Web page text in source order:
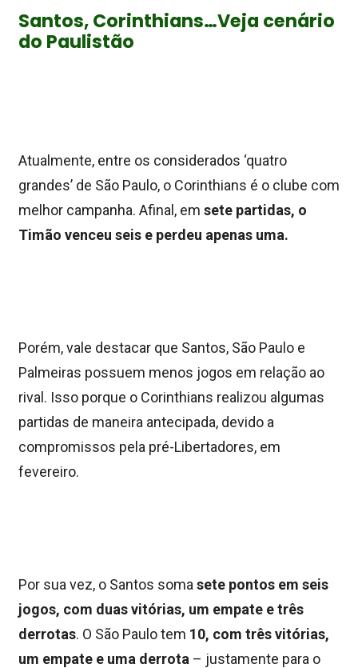
Santos, Corinthians…Veja cenário
do Paulistão
Atualmente, entre os considerados ‘quatro
grandes’ de São Paulo, o Corinthians é o clube com
melhor campanha. Afinal, em sete partidas, o
Timão venceu seis e perdeu apenas uma.
Porém, vale destacar que Santos, São Paulo e
Palmeiras possuem menos jogos em relação ao
rival. Isso porque o Corinthians realizou algumas
partidas de maneira antecipada, devido a
compromissos pela pré-Libertadores, em
fevereiro.
Por sua vez, o Santos soma sete pontos em seis
jogos, com duas vitórias, um empate e três
derrotas. O São Paulo tem 10, com três vitórias,
um empate e uma derrota – justamente para o